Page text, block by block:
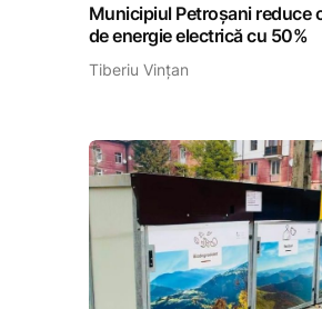
Municipiul Petroșani reduce
de energie electrică cu 50%
Tiberiu Vințan